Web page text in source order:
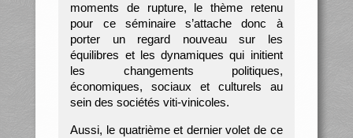
moments de rupture, le thème retenu
pour ce séminaire s’attache donc à
porter un regard nouveau sur les
équilibres et les dynamiques qui initient
les changements politiques,
économiques, sociaux et culturels au
sein des sociétés viti-vinicoles.
Aussi, le quatrième et dernier volet de ce